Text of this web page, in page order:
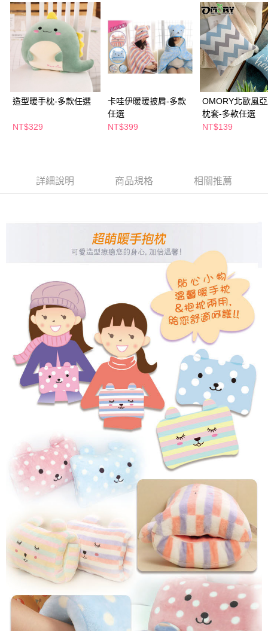
１．簡單：不需註冊會員、不需綁卡、不需儲值。
２．便利：只要手機號碼，簡訊認證，即可結帳。
３．安心：先確認商品／服務後，再付款。
【「AFTEE先享後付」結帳流程】
１．於結帳方式選擇「AFTEE先享後付」後，將跳轉至「AFTEE先享後付」
結帳頁面，進行簡訊認證並確認金額後，即可完成結帳。
２．訂單成立數日內，您將收到繳費通知簡訊。
３．收到繳費通知簡訊後14天內，點擊此簡訊中的連結，可透過四大超商／
ATM／網路銀行／等多元方式進行付款，方視為交易完成。
※ 請注意：結帳手續完成當下不需立刻繳費，但若您需要取消訂單，請聯絡
購買商品的店家。未經商家同意取消之訂單仍視為有效，需透過AFTEE先享
【注意事項】
２．關於個人資料處理事宜，請瀏覽以下網址：
https://aftee.tw/terms/#terms3
３．未成年的使用者請事先徵得法定代理人或監護人之同意方可使用
「AFTEE先享後付」，若未經同意申辦者引起之損失，本公司不負相關責
４．使用「AFTEE先享後付」時，將依據個別帳號之用戶狀況，依本公司即
時審查核予不同之上限額度；若仍有額度不足之情形，本公司將視審查結果
請求用戶進行身份認證。
５．嚴禁一人註冊多個帳號或使用他人資訊註冊。若發現惡意使用之情形，
恩沛科技股份有限公司將有權停止該用戶之使用額度並採取法律行動。
運送方式
宅配(本島)
每筆NT$100，滿NT$790(含以上)免運費
造型暖手枕-多款任選
NT$329
卡哇伊暖暖披肩-多款
任選
NT$399
OMORY北歐風
枕套-多款任選
NT$139
詳細說明 商品規格 相關推薦